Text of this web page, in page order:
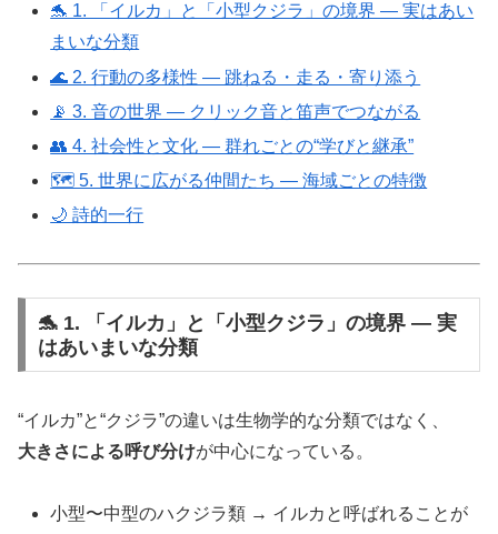
🐬 1. 「イルカ」と「小型クジラ」の境界 ― 実はあい
まいな分類
🌊 2. 行動の多様性 ― 跳ねる・走る・寄り添う
📡 3. 音の世界 ― クリック音と笛声でつながる
👥 4. 社会性と文化 ― 群れごとの“学びと継承”
🗺️ 5. 世界に広がる仲間たち ― 海域ごとの特徴
🌙 詩的一行
🐬 1. 「イルカ」と「小型クジラ」の境界 ― 実
はあいまいな分類
“イルカ”と“クジラ”の違いは生物学的な分類ではなく、
大きさによる呼び分けが中心になっている。
小型〜中型のハクジラ類 → イルカと呼ばれることが